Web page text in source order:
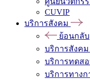
CUVIP
บริการสังคม
ย้อนกลับ
บริการสังคม
บริการทดส
บริการทาง